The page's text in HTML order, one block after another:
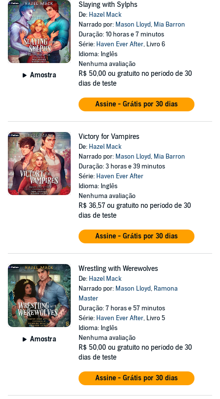
Amostra
Slaying with Sylphs
De: Hazel Mack
Narrado por: Mason Lloyd, Mia Barron
Duração: 10 horas e 7 minutos
Série: Haven Ever After, Livro 6
Idioma: Inglês
Nenhuma avaliação
R$ 50,00 ou gratuito no período de 30
dias de teste
Assine - Grátis por 30 dias
Victory for Vampires
De: Hazel Mack
Narrado por: Mason Lloyd, Mia Barron
Duração: 3 horas e 39 minutos
Série: Haven Ever After
Idioma: Inglês
Nenhuma avaliação
R$ 36,57 ou gratuito no período de 30
dias de teste
Assine - Grátis por 30 dias
Amostra
Wrestling with Werewolves
De: Hazel Mack
Narrado por: Mason Lloyd, Ramona
Master
Duração: 7 horas e 57 minutos
Série: Haven Ever After, Livro 5
Idioma: Inglês
Nenhuma avaliação
R$ 50,00 ou gratuito no período de 30
dias de teste
Assine - Grátis por 30 dias